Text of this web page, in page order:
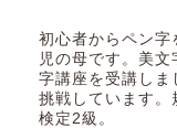
初心者からペン字
児の母です。美
字講座を受講しま
挑戦しています。
検定2級。